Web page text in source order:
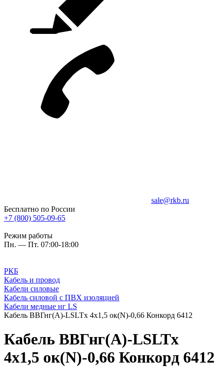
sale@rkb.ru
Бесплатно по России
+7 (800) 505-09-65
Режим работы
Пн. — Пт. 07:00-18:00
РКБ
Кабель и провод
Кабели силовые
Кабель силовой с ПВХ изоляцией
Кабели медные нг LS
Кабель ВВГнг(A)-LSLTx 4х1,5 ок(N)-0,66 Конкорд 6412
Кабель ВВГнг(A)-LSLTx
4х1,5 ок(N)-0,66 Конкорд 6412